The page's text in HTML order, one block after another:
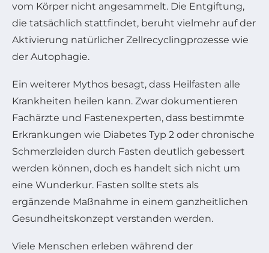
vom Körper nicht angesammelt. Die Entgiftung,
die tatsächlich stattfindet, beruht vielmehr auf der
Aktivierung natürlicher Zellrecyclingprozesse wie
der Autophagie.
Ein weiterer Mythos besagt, dass Heilfasten alle
Krankheiten heilen kann. Zwar dokumentieren
Fachärzte und Fastenexperten, dass bestimmte
Erkrankungen wie Diabetes Typ 2 oder chronische
Schmerzleiden durch Fasten deutlich gebessert
werden können, doch es handelt sich nicht um
eine Wunderkur. Fasten sollte stets als
ergänzende Maßnahme in einem ganzheitlichen
Gesundheitskonzept verstanden werden.
Viele Menschen erleben während der